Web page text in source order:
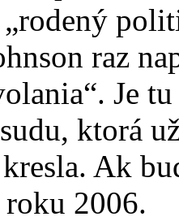
„rodený
raz
Je
ktorá
Ak
2006.